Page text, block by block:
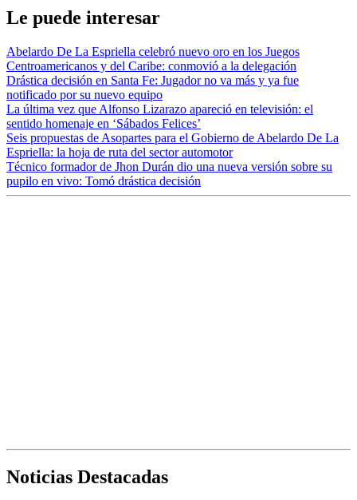
Le puede interesar
Abelardo De La Espriella celebró nuevo oro en los Juegos
Centroamericanos y del Caribe: conmovió a la delegación
Drástica decisión en Santa Fe: Jugador no va más y ya fue
notificado por su nuevo equipo
La última vez que Alfonso Lizarazo apareció en televisión: el
sentido homenaje en ‘Sábados Felices’
Seis propuestas de Asopartes para el Gobierno de Abelardo De La
Espriella: la hoja de ruta del sector automotor
Técnico formador de Jhon Durán dio una nueva versión sobre su
pupilo en vivo: Tomó drástica decisión
Noticias Destacadas